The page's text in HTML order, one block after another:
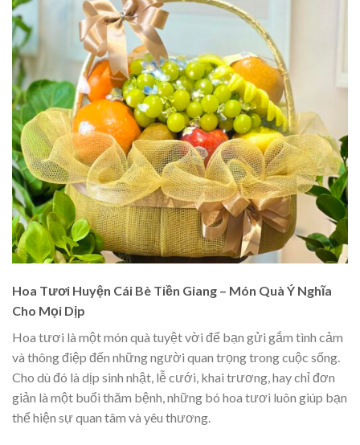
Hoa Tươi Huyện Cái Bè Tiền Giang – Món Quà Ý Nghĩa
Cho Mọi Dịp
Hoa tươi là một món quà tuyệt vời để bạn gửi gắm tình cảm
và thông điệp đến những người quan trọng trong cuộc sống.
Cho dù đó là dịp sinh nhật, lễ cưới, khai trương, hay chỉ đơn
giản là một buổi thăm bệnh, những bó hoa tươi luôn giúp bạn
thể hiện sự quan tâm và yêu thương.